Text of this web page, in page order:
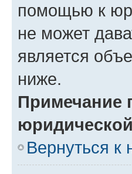
помощью к
не может
является
ниже.
Примечание
Вернуться к